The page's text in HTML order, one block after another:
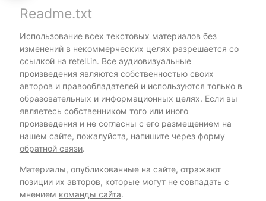
Readme.txt
Использование всех текстовых материалов без
изменений в некоммерческих целях разрешается со
ссылкой на retell.in. Все аудиовизуальные
произведения являются собственностью своих
авторов и правообладателей и используются только в
образовательных и информационных целях. Если вы
являетесь собственником того или иного
произведения и не согласны с его размещением на
нашем сайте, пожалуйста, напишите через форму
обратной связи.
Материалы, опубликованные на сайте, отражают
позиции их авторов, которые могут не совпадать с
мнением команды сайта.